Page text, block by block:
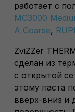
работает с
MC3000
A Coarse,
ZviZZer
сделан из
с открытой
этому паста
вверх-вниз и